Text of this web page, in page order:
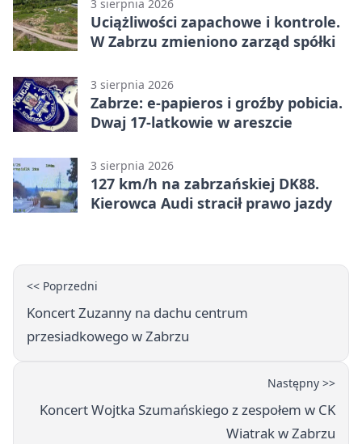
3 sierpnia 2026
Uciążliwości zapachowe i kontrole.
W Zabrzu zmieniono zarząd spółki
3 sierpnia 2026
Zabrze: e-papieros i groźby pobicia.
Dwaj 17-latkowie w areszcie
3 sierpnia 2026
127 km/h na zabrzańskiej DK88.
Kierowca Audi stracił prawo jazdy
<< Poprzedni
Koncert Zuzanny na dachu centrum
przesiadkowego w Zabrzu
Następny >>
Koncert Wojtka Szumańskiego z zespołem w CK
Wiatrak w Zabrzu